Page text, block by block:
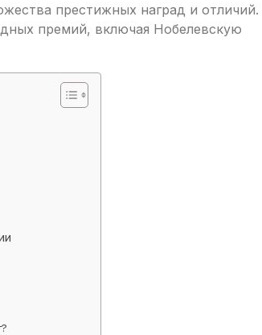
престижных наград и отличий.
премий, включая Нобелевскую